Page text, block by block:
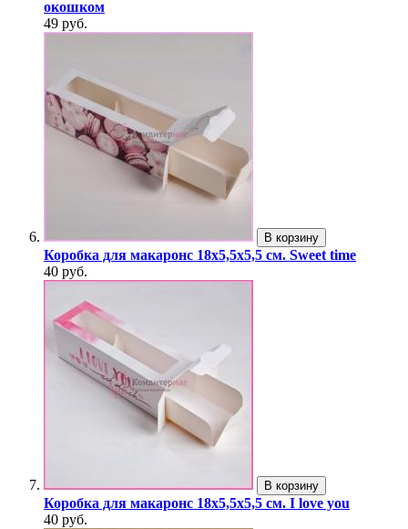
окошком
49 руб.
В корзину
Коробка для макаронс 18х5,5х5,5 см. Sweet time
40 руб.
В корзину
Коробка для макаронс 18х5,5х5,5 см. I love you
40 руб.